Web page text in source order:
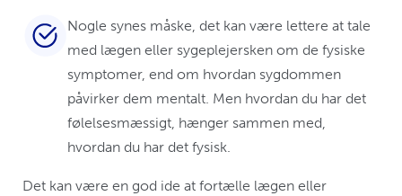
Nogle synes måske, det kan være lettere at tale
med lægen eller sygeplejersken om de fysiske
symptomer, end om hvordan sygdommen
påvirker dem mentalt. Men hvordan du har det
følelsesmæssigt, hænger sammen med,
hvordan du har det fysisk.
Det kan være en god ide at fortælle lægen eller